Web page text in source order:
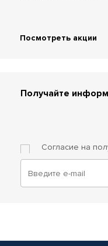
Посмотреть акции
Получайте
Согласие на